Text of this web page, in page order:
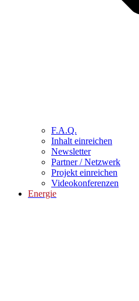
F.A.Q.
Inhalt einreichen
Newsletter
Partner / Netzwerk
Projekt einreichen
Videokonferenzen
Energie